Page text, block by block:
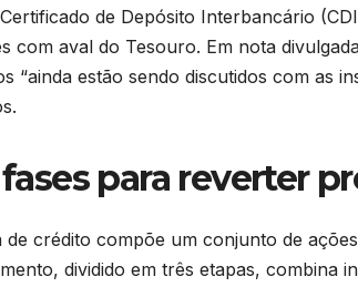
de Depósito Interbancário
com aval do Tesouro. Em nota
“ainda estão sendo discutidos com as
para reverter
de crédito compõe um conjunto de
dividido em três etapas, combina